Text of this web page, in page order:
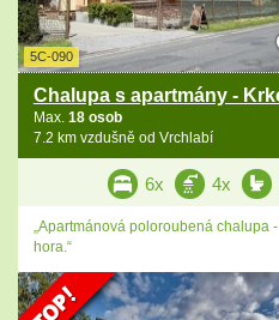
5C-090
Chalupa s apartmány -
Max. 18 osob
7.2 km vzdušně od Vrchlabí
6x 4x
„Apartmánová poloroubená chalupa
hora.“